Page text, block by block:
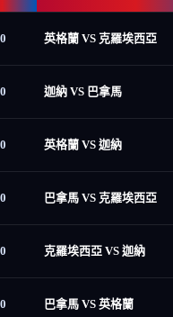
英格蘭 VS 克羅埃西亞
迦納 VS 巴拿馬
英格蘭 VS 迦納
巴拿馬 VS 克羅埃西亞
克羅埃西亞 VS 迦納
巴拿馬 VS 英格蘭